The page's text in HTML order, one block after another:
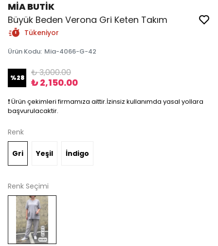
MİA BUTİK
Büyük Beden Verona Gri Keten Takım
Tükeniyor
Ürün Kodu: Mia-4066-G-42
%28 ₺ 3,000.00
₺ 2,150.00
❗️ Ürün çekimleri firmamıza aittir.İzinsiz kullanımda yasal yollara
başvurulacaktir.
Renk
Gri Yeşil İndigo
Renk Seçimi